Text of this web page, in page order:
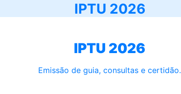
IPTU 2026
IPTU 2026
Emissão de guia, consultas e certidão.